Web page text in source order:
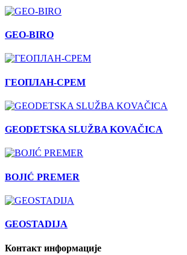
GEO-BIRO
ГЕОПЛАН-СРЕМ
GEODETSKA SLUŽBA KOVAČICA
BOJIĆ PREMER
GEOSTADIJA
Контакт информације